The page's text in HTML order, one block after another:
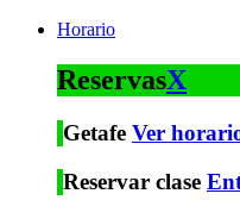
Horario
ReservasX
Getafe Ver
Reservar clase